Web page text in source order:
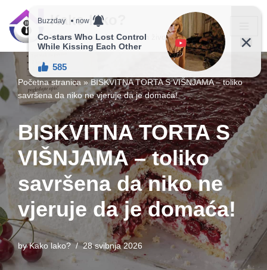
Skip
content
Kako lako?
Vaš vodič ka jednostavnijem životu!
Početna stranica »BISKVITNA TORTA S VIŠNJAMA – toliko
savršena da niko ne vjeruje da je domaća!
BISKVITNA TORTA S
VIŠNJAMA – toliko
savršena da niko ne
vjeruje da je domaća!
byKako lako? 28 svibnja 2026